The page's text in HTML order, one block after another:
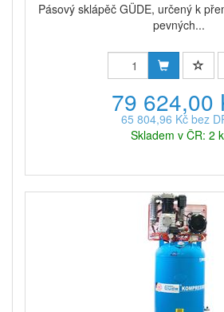
Pásový sklápěč GÜDE, určený k
pevných...
79 624,00
65 804,96 Kč bez
Skladem v ČR: 2